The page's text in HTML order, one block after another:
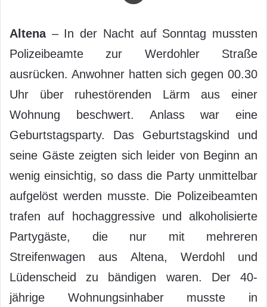
Altena– In der Nacht auf Sonntag mussten
Polizeibeamte zur Werdohler Straße
ausrücken. Anwohner hatten sich gegen 00.30
Uhr über ruhestörenden Lärm aus einer
Wohnung beschwert. Anlass war eine
Geburtstagsparty. Das Geburtstagskind und
seine Gäste zeigten sich leider von Beginn an
wenig einsichtig, so dass die Party unmittelbar
aufgelöst werden musste. Die Polizeibeamten
trafen auf hochaggressive und alkoholisierte
Partygäste, die nur mit mehreren
Streifenwagen aus Altena, Werdohl und
Lüdenscheid zu bändigen waren. Der 40-
jährige Wohnungsinhaber musste in